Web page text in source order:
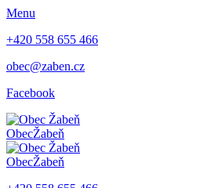
Menu
+420 558 655 466
obec@zaben.cz
Facebook
ObecŽabeň
ObecŽabeň